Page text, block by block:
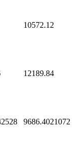
10572.12
12189.84
9686.4021072